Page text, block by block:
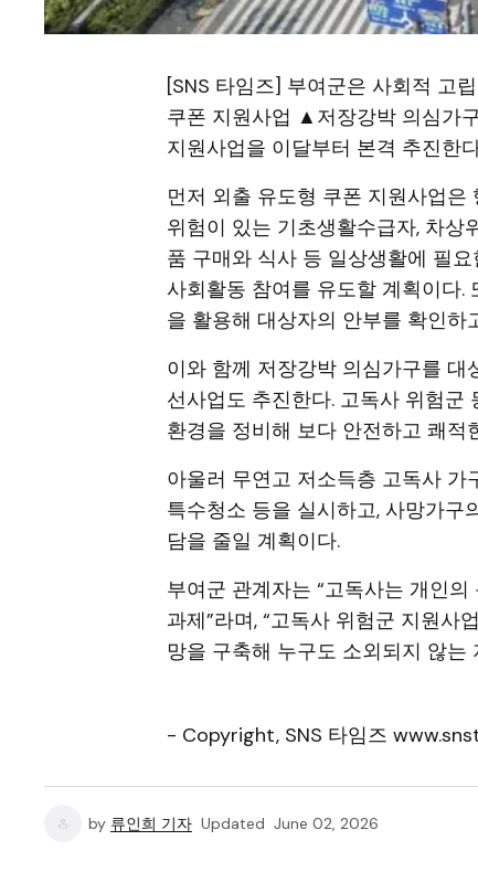
[SNS 타임즈] 부여군은 사회적 고
쿠폰 지원사업 ▲저장강박 의심가
지원사업을 이달부터 본격 추진한
먼저 외출 유도형 쿠폰 지원사업
위험이 있는 기초생활수급자, 차상
품 구매와 식사 등 일상생활에 필
사회활동 참여를 유도할 계획이다
을 활용해 대상자의 안부를 확인하
이와 함께 저장강박 의심가구를
선사업도 추진한다. 고독사 위험
환경을 정비해 보다 안전하고 쾌적
아울러 무연고 저소득층 고독사
특수청소 등을 실시하고, 사망가구
담을 줄일 계획이다.
부여군 관계자는 “고독사는 개인
과제”라며, “고독사 위험군 지원사
망을 구축해 누구도 소외되지 않는
- Copyright, SNS 타임즈
by 류인희 기자 Updated June 02, 2026